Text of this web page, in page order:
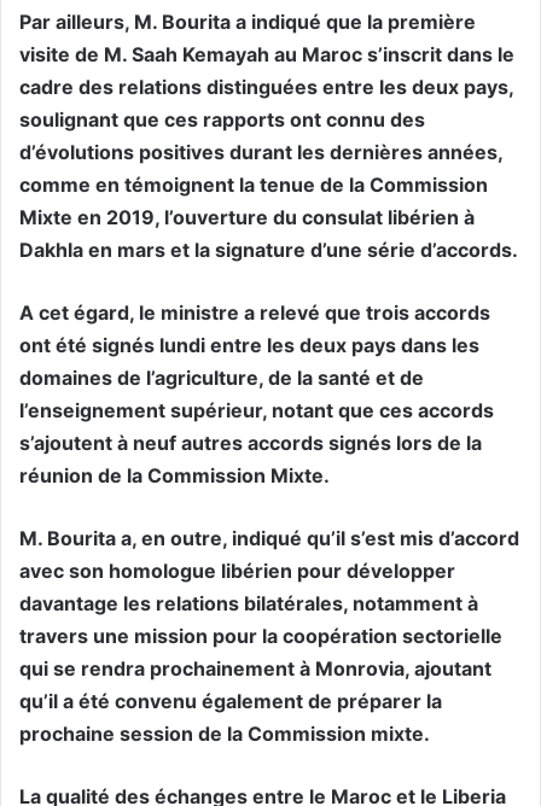
Par ailleurs, M. Bourita a indiqué que la première
visite de M. Saah Kemayah au Maroc s’inscrit dans le
cadre des relations distinguées entre les deux pays,
soulignant que ces rapports ont connu des
d’évolutions positives durant les dernières années,
comme en témoignent la tenue de la Commission
Mixte en 2019, l’ouverture du consulat libérien à
Dakhla en mars et la signature d’une série d’accords.
A cet égard, le ministre a relevé que trois accords
ont été signés lundi entre les deux pays dans les
domaines de l’agriculture, de la santé et de
l’enseignement supérieur, notant que ces accords
s’ajoutent à neuf autres accords signés lors de la
réunion de la Commission Mixte.
M. Bourita a, en outre, indiqué qu’il s’est mis d’accord
avec son homologue libérien pour développer
davantage les relations bilatérales, notamment à
travers une mission pour la coopération sectorielle
qui se rendra prochainement à Monrovia, ajoutant
qu’il a été convenu également de préparer la
prochaine session de la Commission mixte.
La qualité des échanges entre le Maroc et le Liberia